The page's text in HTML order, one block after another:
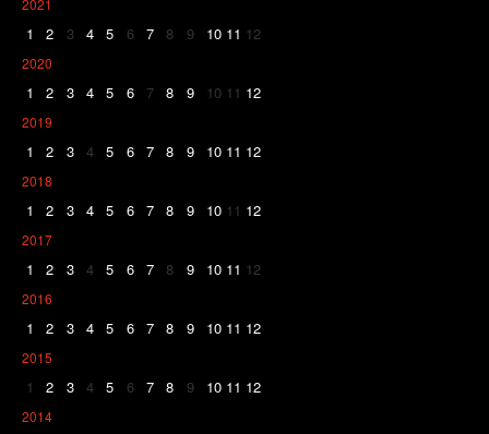
2021
1 2 3 4 5 6 7 8 9 10 11 12
2020
1 2 3 4 5 6 7 8 9 10 11 12
2019
1 2 3 4 5 6 7 8 9 10 11 12
2018
1 2 3 4 5 6 7 8 9 10 11 12
2017
1 2 3 4 5 6 7 8 9 10 11 12
2016
1 2 3 4 5 6 7 8 9 10 11 12
2015
1 2 3 4 5 6 7 8 9 10 11 12
2014